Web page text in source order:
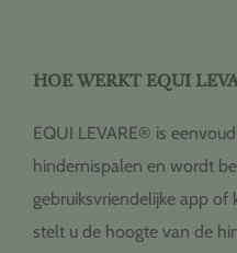
HOE WERKT EQUI
EQUI LEVARE® is
hindernispalen en wordt
gebruiksvriendelijke app of
stelt u de hoogte van de